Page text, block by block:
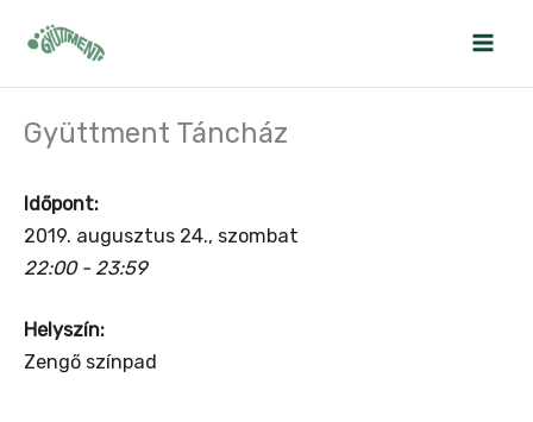
Gyüttment Táncház
Időpont:
2019. augusztus 24., szombat
22:00 - 23:59
Helyszín:
Zengő színpad